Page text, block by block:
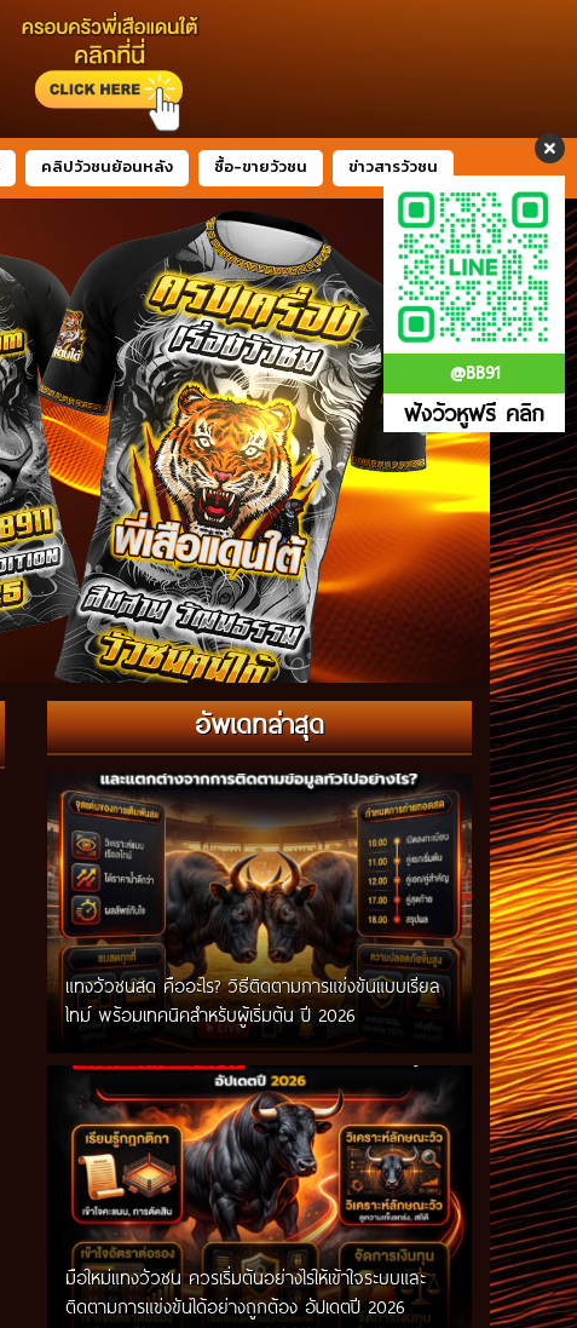
@BB91
ฟังวัวหูฟรี คลิก
คลิปวัวชนย้อนหลัง ซื้อ-ขายวัวชน ข่าวสารวัวชน
อัพเดทล่าสุด
แทงวัวชนสด คืออะไร? วิธีติดตามการแข่งขันแบบเรียล
ไทม์ พร้อมเทคนิคสำหรับผู้เริ่มต้น ปี 2026
มือใหม่แทงวัวชน ควรเริ่มต้นอย่างไรให้เข้าใจระบบและ
ติดตามการแข่งขันได้อย่างถูกต้อง อัปเดตปี 2026